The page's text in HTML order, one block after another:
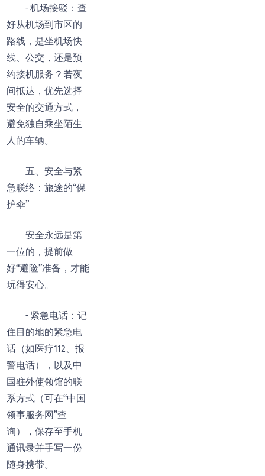
- 机场接驳：查
好从机场到市区的
路线，是坐机场快
线、公交，还是预
约接机服务？若夜
间抵达，优先选择
安全的交通方式，
避免独自乘坐陌生
人的车辆。
五、安全与紧
急联络：旅途的“保
护伞”
安全永远是第
一位的，提前做
好“避险”准备，才能
玩得安心。
- 紧急电话：记
住目的地的紧急电
话（如医疗112、报
警电话），以及中
国驻外使领馆的联
系方式（可在“中国
领事服务网”查
询），保存至手机
通讯录并手写一份
随身携带。